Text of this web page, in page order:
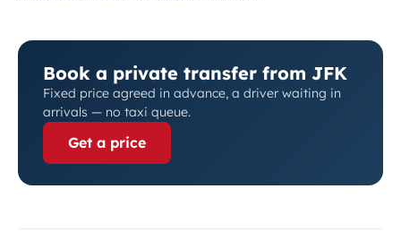
Book a private transfer from JFK
Fixed price agreed in advance, a driver waiting in
arrivals — no taxi queue.
Get a price